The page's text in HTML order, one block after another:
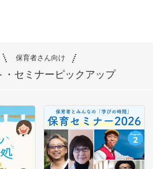
保育者さん向け
・セミナーピックアップ